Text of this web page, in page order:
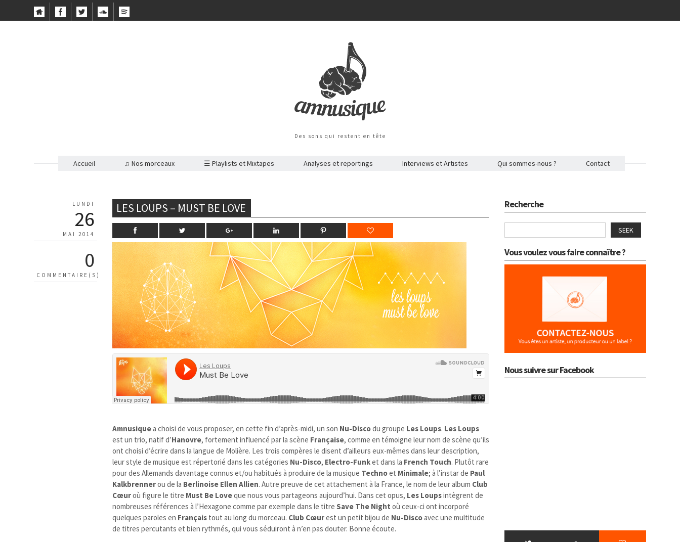
Des sons qui restent en tête
Accueil ♫ Nos morceaux ☰ Playlists et Mixtapes Analyses et reportings Interviews et Artistes Qui sommes-nous ? Contact
LUNDI
26
MAI 2014
0
COMMENTAIRE(S)
LES LOUPS – MUST BE LOVE
Amnusiquea choisi de vous proposer, en cette fin d’après-midi, un son Nu-Discodu groupe Les Loups. Les Loups
est un trio, natif d’Hanovre, fortement influencé par la scène Française, comme en témoigne leur nom de scène qu’ils
ont choisi d’écrire dans la langue de Molière. Les trois compères le disent d’ailleurs eux-mêmes dans leur description,
leur style de musique est répertorié dans les catégories Nu-Disco, Electro-Funket dans la French Touch. Plutôt rare
pour des Allemands davantage connus et/ou habitués à produire de la musique Technoet Minimale; à l’instar de Paul
Kalkbrennerou de la Berlinoise Ellen Allien. Autre preuve de cet attachement à la France, le nom de leur album Club
Cœuroù figure le titre Must Be Loveque nous vous partageons aujourd’hui. Dans cet opus, Les Loupsintègrent de
nombreuses références à l’Hexagone comme par exemple dans le titreSave The Nightoù ceux-ci ont incorporé
quelques paroles en Français tout au long du morceau. Club Cœurest un petit bijou de Nu-Discoavec une multitude
de titres percutants et bien rythmés, qui vous séduiront à n’en pas douter. Bonne écoute.
Recherche
SEEK
Vous voulez vous faire connaître ?
Nous suivre sur Facebook